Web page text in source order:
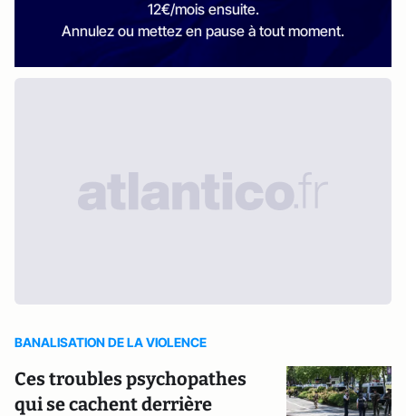
12€/mois ensuite.
Annulez ou mettez en pause à tout moment.
BANALISATION DE LA VIOLENCE
Ces troubles psychopathes
qui se cachent derrière